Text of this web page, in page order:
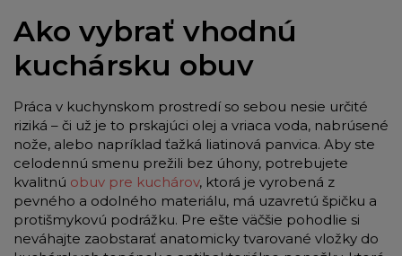
Ako vybrať vhodnú
kuchársku obuv
Práca v kuchynskom prostredí so sebou nesie určité
riziká – či už je to prskajúci olej a vriaca voda, nabrúsené
nože, alebo napríklad ťažká liatinová panvica. Aby ste
celodennú smenu prežili bez úhony, potrebujete
kvalitnú obuv pre kuchárov, ktorá je vyrobená z
pevného a odolného materiálu, má uzavretú špičku a
protišmykovú podrážku. Pre ešte väčšie pohodlie si
neváhajte zaobstarať anatomicky tvarované vložky do